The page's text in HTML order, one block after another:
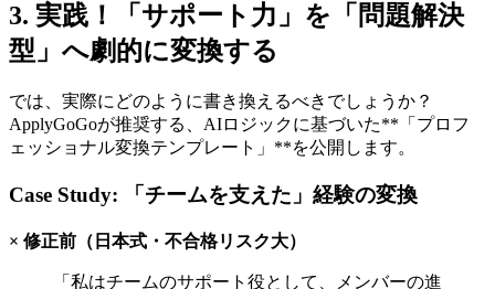
3. 実践！「サポート力」を「問題解決
型」へ劇的に変換する
では、実際にどのように書き換えるべきでしょうか？
ApplyGoGoが推奨する、AIロジックに基づいた**「プロフ
ェッショナル変換テンプレート」**を公開します。
Case Study: 「チームを支えた」経験の変換
× 修正前（日本式・不合格リスク大）
「私はチームのサポート役として、メンバーの進